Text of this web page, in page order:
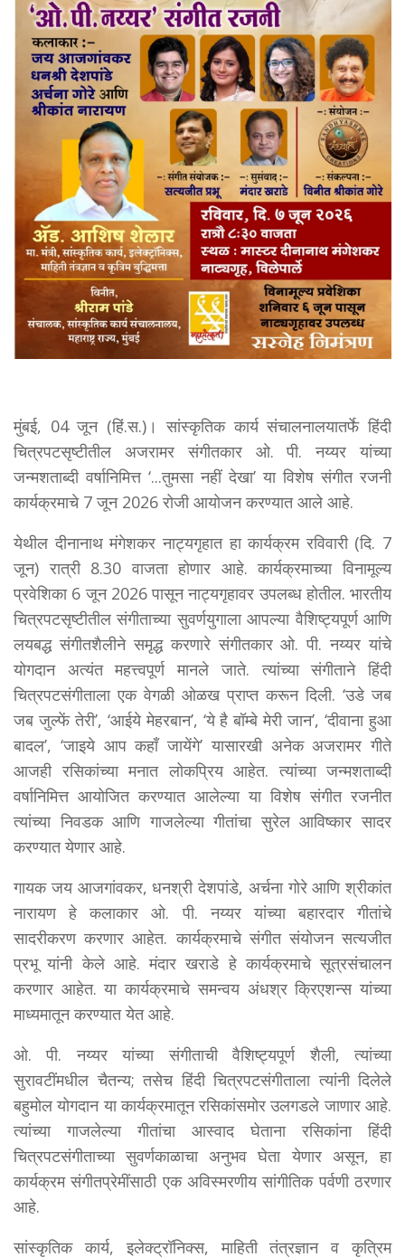
मुंबई, 04 जून (हिं.स.)। सांस्कृतिक कार्य संचालनालयातर्फे हिंदी
चित्रपटसृष्टीतील अजरामर संगीतकार ओ. पी. नय्यर यांच्या
जन्मशताब्दी वर्षानिमित्त ‘...तुमसा नहीं देखा’ या विशेष संगीत रजनी
कार्यक्रमाचे 7 जून 2026 रोजी आयोजन करण्यात आले आहे.
येथील दीनानाथ मंगेशकर नाट्यगृहात हा कार्यक्रम रविवारी (दि. 7
जून) रात्री 8.30 वाजता होणार आहे. कार्यक्रमाच्या विनामूल्य
प्रवेशिका 6 जून 2026 पासून नाट्यगृहावर उपलब्ध होतील. भारतीय
चित्रपटसृष्टीतील संगीताच्या सुवर्णयुगाला आपल्या वैशिष्ट्यपूर्ण आणि
लयबद्ध संगीतशैलीने समृद्ध करणारे संगीतकार ओ. पी. नय्यर यांचे
योगदान अत्यंत महत्त्वपूर्ण मानले जाते. त्यांच्या संगीताने हिंदी
चित्रपटसंगीताला एक वेगळी ओळख प्राप्त करून दिली. ‘उडे जब
जब जुल्फें तेरी’, ‘आईये मेहरबान’, ‘ये है बॉम्बे मेरी जान’, ‘दीवाना हुआ
बादल’, ‘जाइये आप कहाँ जायेंगे’ यासारखी अनेक अजरामर गीते
आजही रसिकांच्या मनात लोकप्रिय आहेत. त्यांच्या जन्मशताब्दी
वर्षानिमित्त आयोजित करण्यात आलेल्या या विशेष संगीत रजनीत
त्यांच्या निवडक आणि गाजलेल्या गीतांचा सुरेल आविष्कार सादर
करण्यात येणार आहे.
गायक जय आजगांवकर, धनश्री देशपांडे, अर्चना गोरे आणि श्रीकांत
नारायण हे कलाकार ओ. पी. नय्यर यांच्या बहारदार गीतांचे
सादरीकरण करणार आहेत. कार्यक्रमाचे संगीत संयोजन सत्यजीत
प्रभू यांनी केले आहे. मंदार खराडे हे कार्यक्रमाचे सूत्रसंचालन
करणार आहेत. या कार्यक्रमाचे समन्वय अंधश्र क्रिएशन्स यांच्या
माध्यमातून करण्यात येत आहे.
ओ. पी. नय्यर यांच्या संगीताची वैशिष्ट्यपूर्ण शैली, त्यांच्या
सुरावटींमधील चैतन्य; तसेच हिंदी चित्रपटसंगीताला त्यांनी दिलेले
बहुमोल योगदान या कार्यक्रमातून रसिकांसमोर उलगडले जाणार आहे.
त्यांच्या गाजलेल्या गीतांचा आस्वाद घेताना रसिकांना हिंदी
चित्रपटसंगीताच्या सुवर्णकाळाचा अनुभव घेता येणार असून, हा
कार्यक्रम संगीतप्रेमींसाठी एक अविस्मरणीय सांगीतिक पर्वणी ठरणार
आहे.
सांस्कृतिक कार्य, इलेक्ट्रॉनिक्स, माहिती तंत्रज्ञान व कृत्रिम